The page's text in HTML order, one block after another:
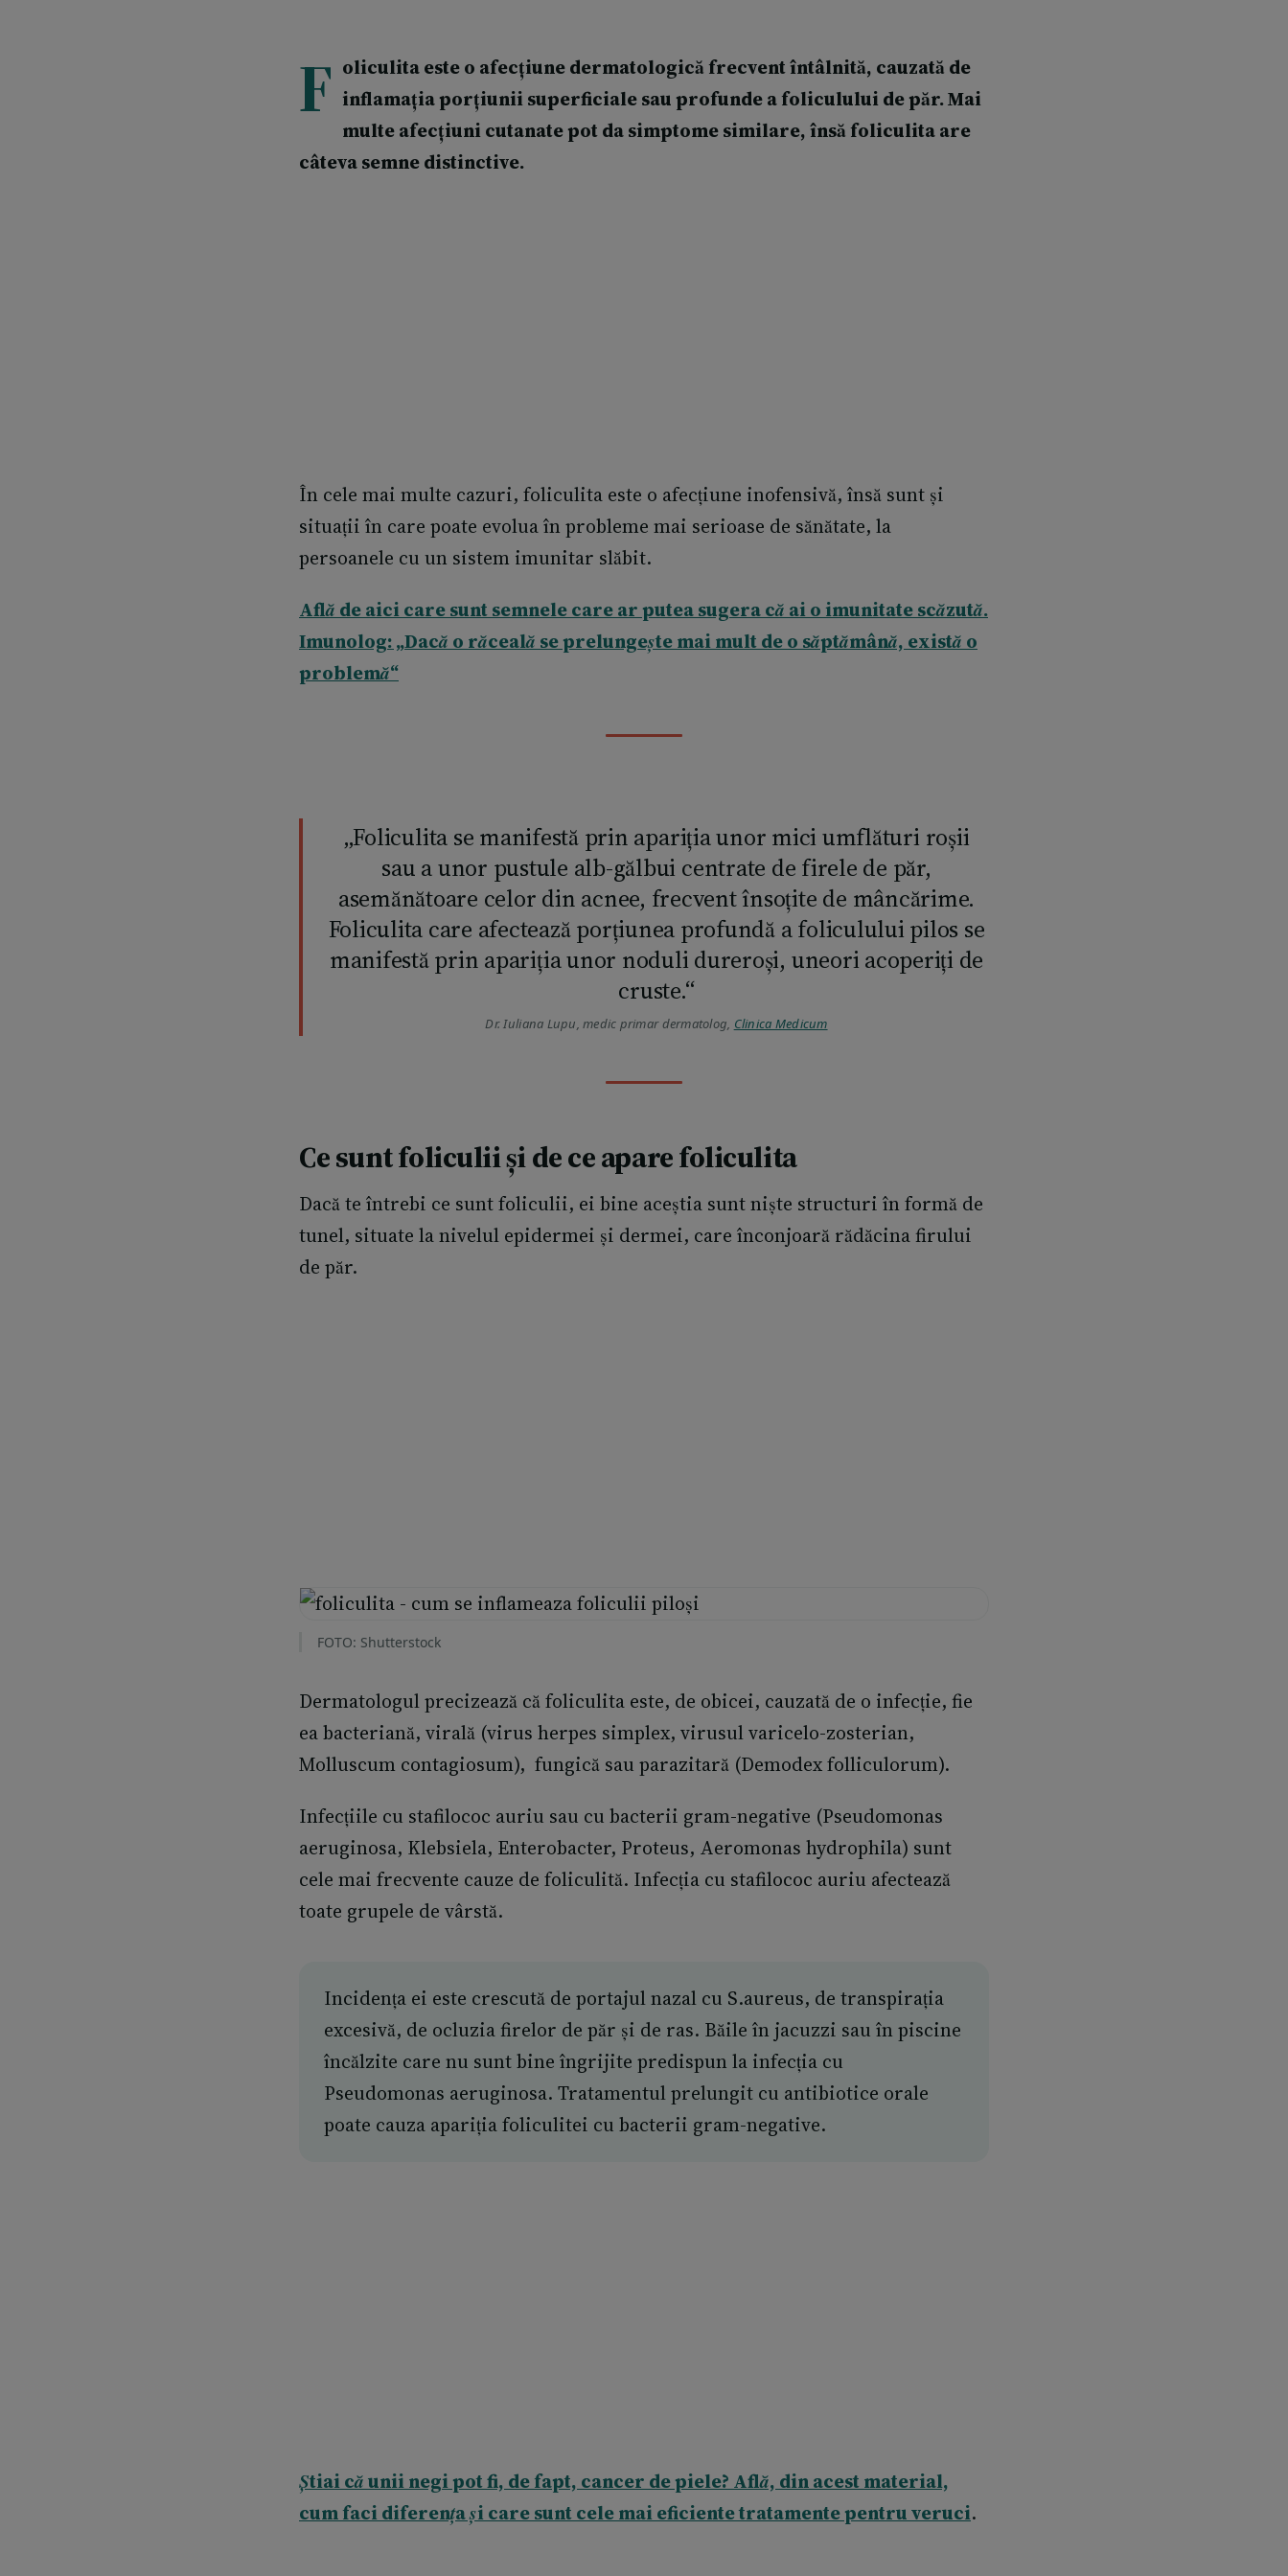
F oliculita este o afecțiune dermatologică frecvent întâlnită, cauzată de
inflamația porțiunii superficiale sau profunde a foliculului de păr. Mai
multe afecțiuni cutanate pot da simptome similare, însă foliculita are
câteva semne distinctive.
În cele mai multe cazuri, foliculita este o afecțiune inofensivă, însă sunt și
situații în care poate evolua în probleme mai serioase de sănătate, la
persoanele cu un sistem imunitar slăbit.
Află de aici care sunt semnele care ar putea sugera că ai o imunitate scăzută.
Imunolog: „Dacă o răceală se prelungește mai mult de o săptămână, există o
problemă“
„Foliculita se manifestă prin apariția unor mici umflături roșii
sau a unor pustule alb-gălbui centrate de firele de păr,
asemănătoare celor din acnee, frecvent însoțite de mâncărime.
Foliculita care afectează porțiunea profundă a foliculului pilos se
manifestă prin apariția unor noduli dureroși, uneori acoperiți de
cruste.“
Dr. Iuliana Lupu, medic primar dermatolog, Clinica Medicum
Ce sunt foliculii șide ce apare foliculita
Dacă te întrebi ce sunt foliculii, ei bine aceștia sunt niște structuri în formă de
tunel, situate la nivelul epidermei și dermei, care înconjoară rădăcina firului
de păr.
FOTO: Shutterstock
Dermatologul precizează că foliculita este, de obicei, cauzată de o infecție, fie
ea bacteriană, virală (virus herpes simplex, virusul varicelo-zosterian,
Molluscum contagiosum), fungică sau parazitară (Demodex folliculorum).
Infecțiile cu stafilococ auriu sau cu bacterii gram-negative (Pseudomonas
aeruginosa, Klebsiela, Enterobacter, Proteus, Aeromonas hydrophila) sunt
cele mai frecvente cauze de foliculită. Infecția cu stafilococ auriu afectează
toate grupele de vârstă.
Incidența ei este crescută de portajul nazal cu S.aureus, de transpirația
excesivă, de ocluzia firelor de păr și de ras. Băile în jacuzzi sau în piscine
încălzite care nu sunt bine îngrijite predispun la infecția cu
Pseudomonas aeruginosa. Tratamentul prelungit cu antibiotice orale
poate cauza apariția foliculitei cu bacterii gram-negative.
Știai că unii negi pot fi, de fapt, cancer de piele? Află, din acest material,
cum faci diferența și care sunt cele mai eficiente tratamente pentru veruci.